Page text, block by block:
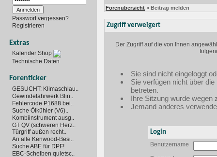
Passwort vergessen?
Registrieren
Extras
Kalender Shop
Technische Daten
Forenticker
GESUCHT: Klimaschlau..
Gewindefahrwerk Blin..
Fehlercode P1688 bei..
Suche Ölkühler (V6)..
Kombiinstrument ausg..
GT QV (schweren Herz..
Türgriff außen recht..
An alle Kenwood-Besi..
Suche ABE für DPF!
EBC-Scheiben quietsc..
Forenübersicht » Beitrag melden
Zugriff verweigert
Der Zugriff auf die von Ihnen
Sie sind nicht eingeloggt
Sie verfügen nicht über
betreten.
Ihre Sitzung wurde wegen
Jemand anderes
Login
Benutzername